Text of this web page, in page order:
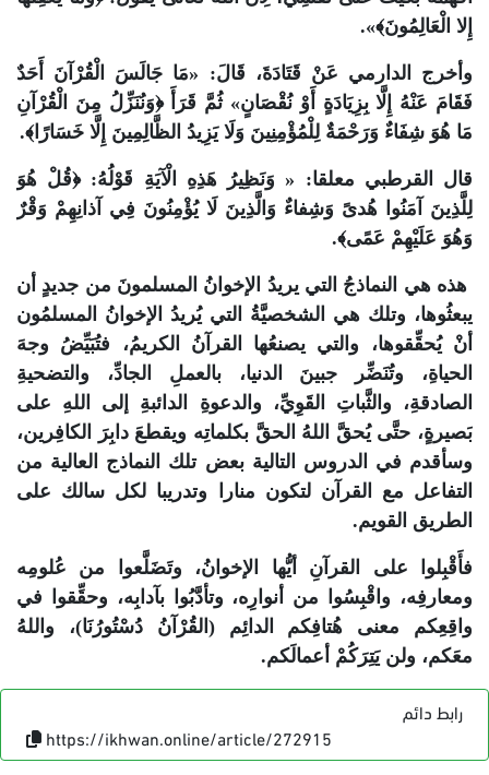
إِلا الْعَالِمُونَ﴾».
وأخرج الدارمي عَنْ قَتَادَةَ، قَالَ: «مَا جَالَسَ الْقُرْآنَ أَحَدٌ
فَقَامَ عَنْهُ إِلَّا بِزِيَادَةٍ أَوْ نُقْصَانٍ» ثُمَّ قَرَأَ ﴿وَنُنَزِّلُ مِنَ الْقُرْآنِ
مَا هُوَ شِفَاءٌ وَرَحْمَةٌ لِلْمُؤْمِنِينَ وَلَا يَزِيدُ الظَّالِمِينَ إِلَّا خَسَارًا﴾.
قال القرطبي معلقا: « وَنَظِيرُ هَذِهِ الْآيَةِ قَوْلُهُ: ﴿قُلْ هُوَ
لِلَّذِينَ آمَنُوا هُدىً وَشِفاءٌ وَالَّذِينَ لَا يُؤْمِنُونَ فِي آذانِهِمْ وَقْرٌ
وَهُوَ عَلَيْهِمْ عَمًى﴾.
هذه هي النماذجُ التي يريدُ الإخوانُ المسلمونَ من جديدٍ أن
يبعثُوها، وتلك هي الشخصيَّةُ التي يُريدُ الإخوانُ المسلمُون
أنْ يُحقِّقوها، والتي يصنعُها القرآنُ الكريمُ، فتُبَيِّضُ وجهَ
الحياةِ، وتُنَضِّر جبينَ الدنيا، بالعملِ الجادِّ، والتضحيةِ
الصادقةِ، والثَّباتِ القَوِيِّ، والدعوةِ الدائبةِ إلى اللهِ على
بَصيرةٍ، حتَّى يُحقَّ اللهُ الحقَّ بكلماتِه ويقطعَ دابِرَ الكافِرين،
وسأقدم في الدروس التالية بعض تلك النماذج العالية من
التفاعل مع القرآن لتكون منارا وتدريبا لكل سالك على
الطريق القويم.
فأَقْبِلوا على القرآنِ أيُّها الإخوانُ، وتَضَلَّعوا من عُلومِه
ومعارفِه، واقْبِسُوا من أنوارِه، وتأدَّبُوا بآدابِه، وحقِّقوا في
واقِعِكم معنى هُتافِكم الدائِم (القُرْآنُ دُسْتُورُنَا)، واللهُ
معَكم، ولن يَتِرَكُمْ أعمالَكم.
رابط دائم
https://ikhwan.online/article/272915